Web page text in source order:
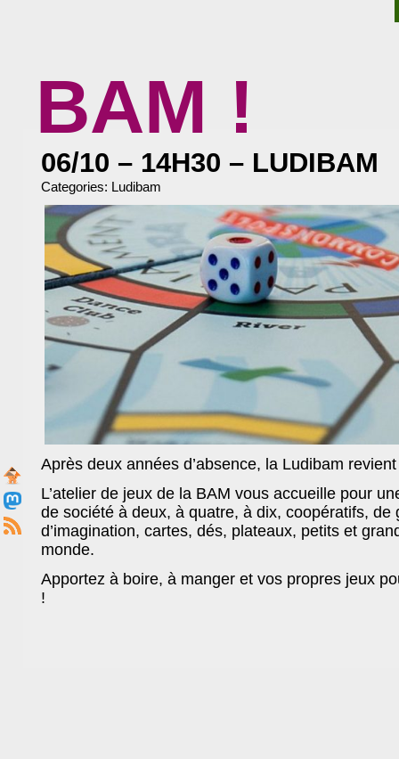
BAM !
06/10 – 14H30 – LUDIBAM
Categories: Ludibam
Après deux années d’absence, la Ludibam
L’atelier de jeux de la BAM vous accueille pour
de société à deux, à quatre, à dix, coopératifs, de
d’imagination, cartes, dés, plateaux, petits et
monde.
Apportez à boire, à manger et vos propres jeux
!